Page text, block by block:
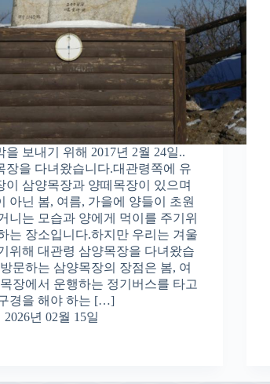
을 보내기 위해 2017년 2월 24일..
장을 다녀왔습니다.대관령쪽에 유
이 삼양목장과 양떼목장이 있으며
아닌 봄, 여름, 가을에 양들이 초원
니는 모습과 양에게 먹이를 주기위
는 장소입니다.하지만 우리는 겨울
위해 대관령 삼양목장을 다녀왔습
문하는 삼양목장의 장점은 봄, 여
장에서 운행하는 정기버스를 타고
경을 해야 하는 […]
2026년 02월 15일